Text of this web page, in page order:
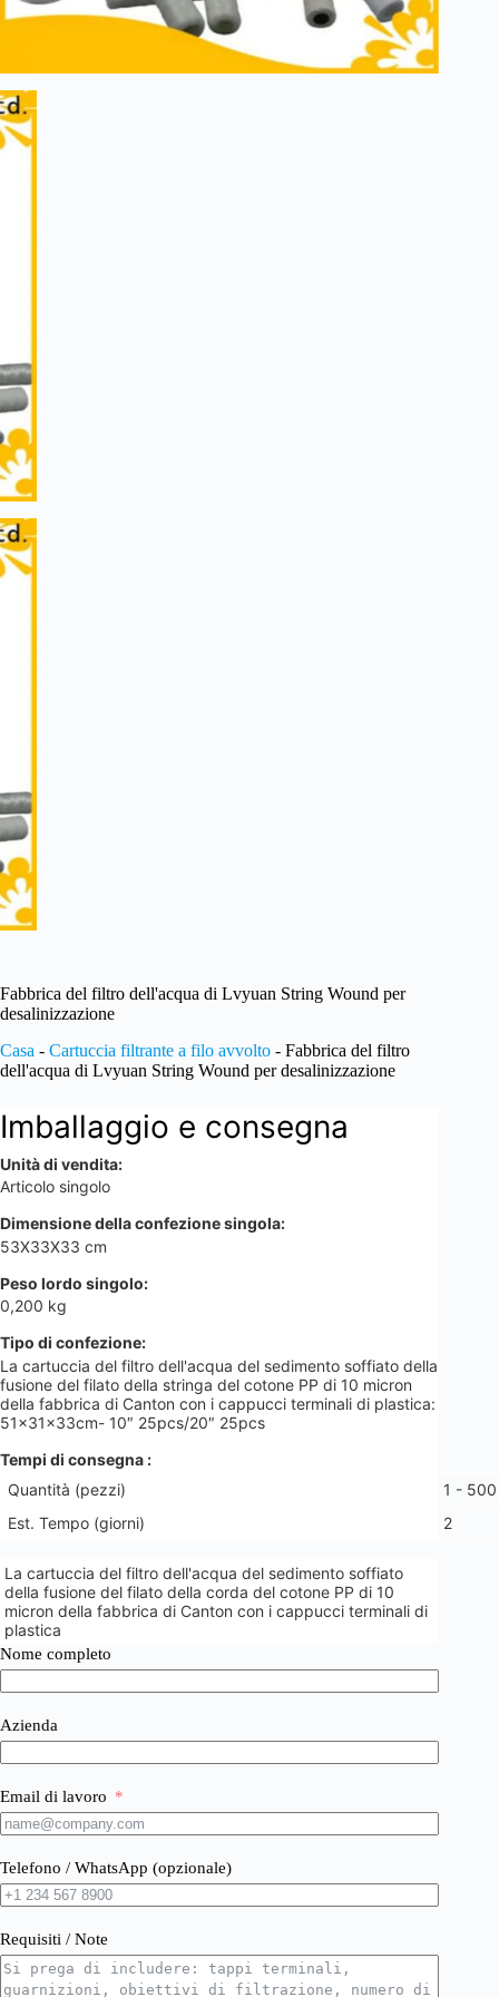
Fabbrica del filtro dell'acqua di Lvyuan String Wound per
desalinizzazione
Casa - Cartuccia filtrante a filo avvolto - Fabbrica del filtro
dell'acqua di Lvyuan String Wound per desalinizzazione
Imballaggio e consegna
Unità di vendita:
Articolo singolo
Dimensione della confezione singola:
53X33X33 cm
Peso lordo singolo:
0,200 kg
Tipo di confezione:
La cartuccia del filtro dell'acqua del sedimento soffiato della
fusione del filato della stringa del cotone PP di 10 micron
della fabbrica di Canton con i cappucci terminali di plastica:
51x31x33cm- 10″ 25pcs/20″ 25pcs
Tempi di consegna :
Quantità (pezzi)
1 - 500
Est. Tempo (giorni)
2
La cartuccia del filtro dell'acqua del sedimento soffiato
della fusione del filato della corda del cotone PP di 10
micron della fabbrica di Canton con i cappucci terminali di
plastica
Nome completo
Azienda
Email di lavoro
Telefono / WhatsApp (opzionale)
Requisiti / Note